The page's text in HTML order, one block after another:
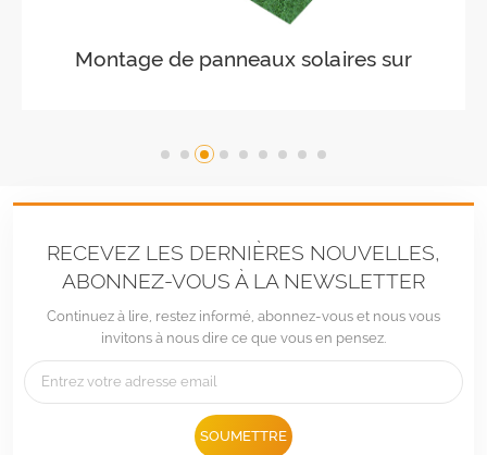
Montage de panneaux solaires sur
RECEVEZ LES DERNIÈRES NOUVELLES,
ABONNEZ-VOUS À LA NEWSLETTER
Continuez à lire, restez informé, abonnez-vous et nous vous
invitons à nous dire ce que vous en pensez.
SOUMETTRE
Tél : +86 -592-6212776
Sales@LandpowerSolar.com